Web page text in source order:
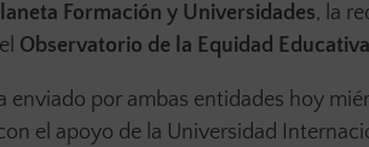
Formación y Universidades, la
Observatorio de la Equidad
enviado por ambas entidades hoy
el apoyo de la Universidad